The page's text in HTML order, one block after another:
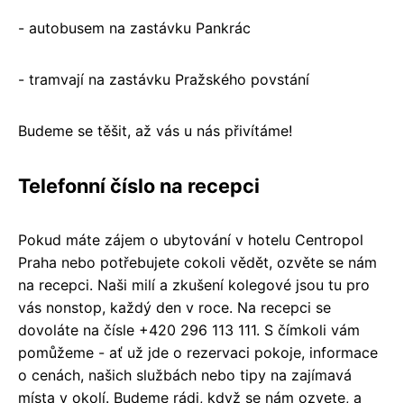
- autobusem na zastávku Pankrác
- tramvají na zastávku Pražského povstání
Budeme se těšit, až vás u nás přivítáme!
Telefonní číslo na recepci
Pokud máte zájem o ubytování v hotelu Centropol
Praha nebo potřebujete cokoli vědět, ozvěte se nám
na recepci. Naši milí a zkušení kolegové jsou tu pro
vás nonstop, každý den v roce. Na recepci se
dovoláte na čísle +420 296 113 111. S čímkoli vám
pomůžeme - ať už jde o rezervaci pokoje, informace
o cenách, našich službách nebo tipy na zajímavá
místa v okolí. Budeme rádi, když se nám ozvete, a